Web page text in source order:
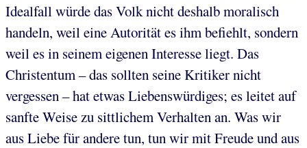
Idealfall würde das Volk nicht deshalb moralisch
handeln, weil eine Autorität es ihm befiehlt, sondern
weil es in seinem eigenen Interesse liegt. Das
Christentum – das sollten seine Kritiker nicht
vergessen – hat etwas Liebenswürdiges; es leitet auf
sanfte Weise zu sittlichem Verhalten an. Was wir
aus Liebe für andere tun, tun wir mit Freude und aus